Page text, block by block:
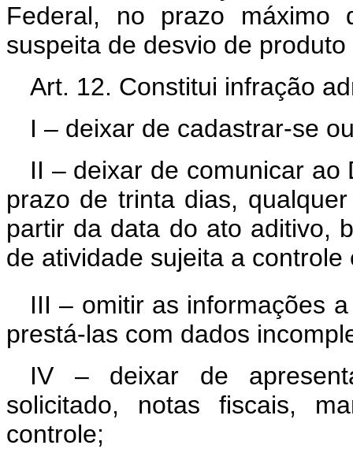
Federal, no prazo máximo
suspeita de desvio de
Art. 12. Constitui infração
I – deixar de cadastrar-se
II – deixar de comunicar
prazo de trinta dias,
partir da data do ato aditivo,
de atividade sujeita a controle
III – omitir as informações
prestá-las com dados
IV – deixar de
solicitado, notas fiscais,
controle;